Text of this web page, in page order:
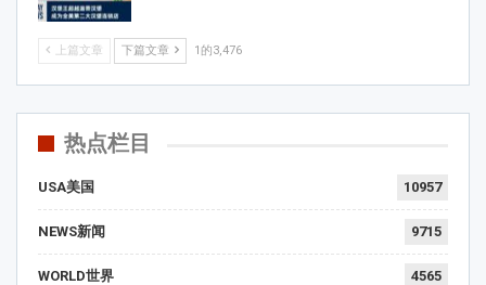
上篇文章 下篇文章 1的3,476
热点栏目
USA美国 10957
NEWS新闻 9715
WORLD世界 4565